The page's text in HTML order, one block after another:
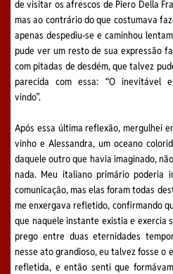
de visitar os afrescos de Piero Della
mas ao contrário do que costumava
apenas despediu-se e caminhou
pude ver um resto de sua expressão
com pitadas de desdém, que talvez
parecida com essa: “O inevitável
vindo”.
Após essa última reflexão, mergulhei
vinho e Alessandra, um oceano
daquele outro que havia imaginado,
nada. Meu italiano primário poderia
comunicação, mas elas foram todas
me enxergava refletido, confirmando
que naquele instante existia e exercia
prego entre duas eternidades
nesse ato grandioso, eu talvez fosse o
refletida, e então senti que